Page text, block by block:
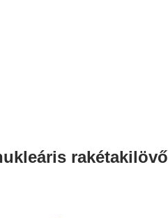
rakétakilövő